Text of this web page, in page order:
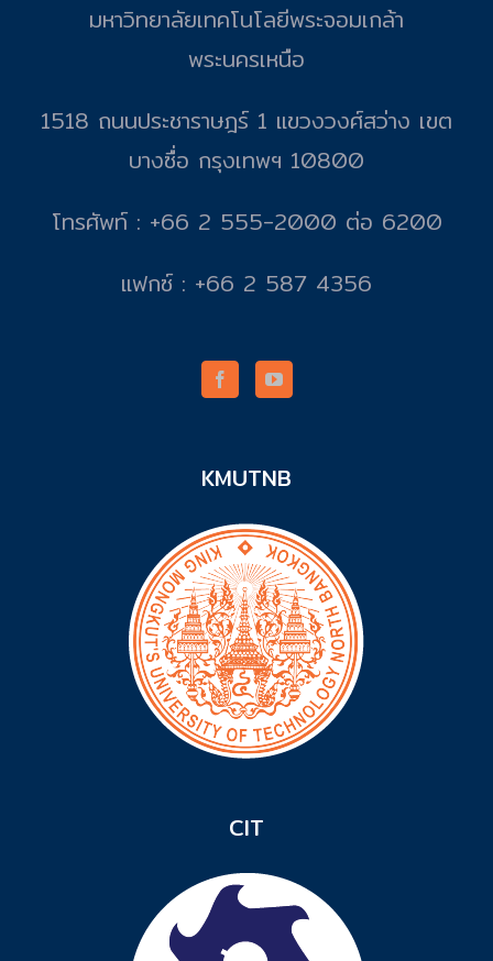
มหาวิทยาลัยเทคโนโลยีพระจอมเกล้า
พระนครเหนือ
1518 ถนนประชาราษฎร์ 1 แขวงวงศ์สว่าง เขต
บางซื่อ กรุงเทพฯ 10800
โทรศัพท์ : +66 2 555-2000 ต่อ 6200
แฟกซ์ : +66 2 587 4356
KMUTNB
CIT